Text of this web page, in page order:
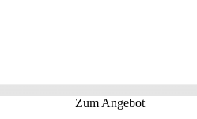
Zum Angebot